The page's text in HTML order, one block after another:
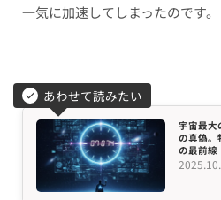
一気に加速してしまったのです。
あわせて読みたい
宇宙最大
の真偽。
の最前線